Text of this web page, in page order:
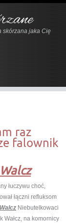
skórzana jaka Cię
raz
falownik
łuczywu choć,
łączni refluksom
Niebutelkowaci
Wałcz, na komornicy